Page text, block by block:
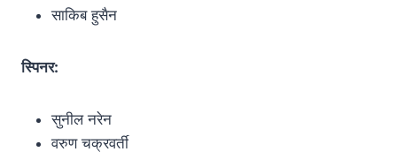
साकिब हुसैन
स्पिनर:
सुनील नरेन
वरुण चक्रवर्ती